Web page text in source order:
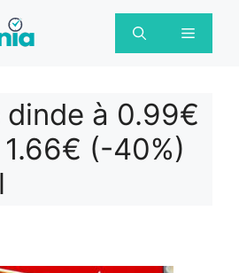
Menu
dinde à 0.99€
(-40%)